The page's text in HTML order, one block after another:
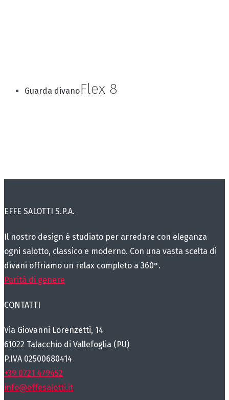
Guarda divanoFlex 8
EFFE SALOTTI S.P.A.
Il nostro design è studiato per arredare con eleganza
ogni salotto, classico e moderno. Con una vasta scelta di
divani offriamo un relax completo a 360°.
Parità di genere
CONTATTI
Via Giovanni Lorenzetti, 14
61022 Talacchio di Vallefoglia (PU)
P.IVA 02500680414
+39 0721 479452
info@effesalotti.it